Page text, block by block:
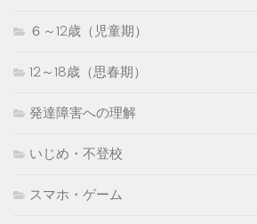
６～12歳（児童期）
12～18歳（思春期）
発達障害への理解
いじめ・不登校
スマホ・ゲーム